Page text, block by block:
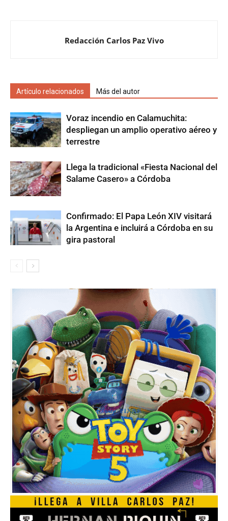
Redacción Carlos Paz Vivo
Artículo relacionados Más del autor
Voraz incendio en Calamuchita:
despliegan un amplio operativo aéreo y
terrestre
Llega la tradicional «Fiesta Nacional del
Salame Casero» a Córdoba
Confirmado: El Papa León XIV visitará
la Argentina e incluirá a Córdoba en su
gira pastoral